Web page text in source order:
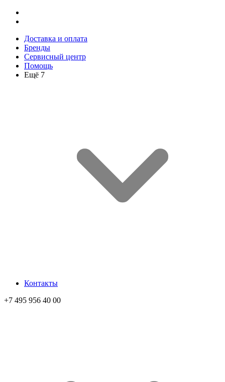
Доставка и оплата
Бренды
Сервисный центр
Помощь
Ещё 7
Контакты
+7 495 956 40 00